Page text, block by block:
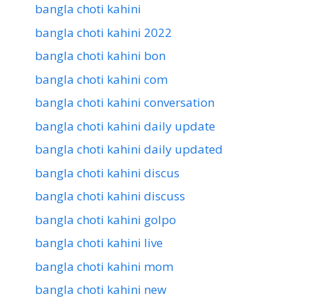
bangla choti kahini
bangla choti kahini 2022
bangla choti kahini bon
bangla choti kahini com
bangla choti kahini conversation
bangla choti kahini daily update
bangla choti kahini daily updated
bangla choti kahini discus
bangla choti kahini discuss
bangla choti kahini golpo
bangla choti kahini live
bangla choti kahini mom
bangla choti kahini new